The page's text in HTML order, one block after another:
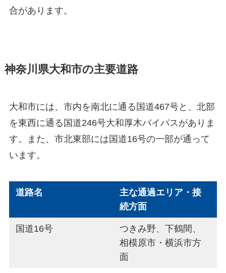
合があります。
神奈川県大和市の主要道路
大和市には、市内を南北に通る国道467号と、北部
を東西に通る国道246号大和厚木バイパスがありま
す。また、市北東部には国道16号の一部が通って
います。
道路名
主な通過エリア・接
続方面
国道16号
つきみ野、下鶴間、
相模原市・横浜市方
面